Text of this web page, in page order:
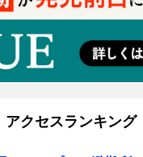
アクセスランキング